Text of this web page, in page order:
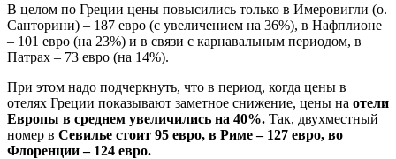
В целом по Греции цены повысились только в Имеровигли (о.
Санторини) – 187 евро (с увеличением на 36%), в Нафплионе
– 101 евро (на 23%) и в связи с карнавальным периодом, в
Патрах – 73 евро (на 14%).
При этом надо подчеркнуть, что в период, когда цены в
отелях Греции показывают заметное снижение, цены на отели
Европы в среднем увеличились на 40%. Так, двухместный
номер в Севилье стоит 95 евро, в Риме – 127 евро, во
Флоренции – 124 евро.